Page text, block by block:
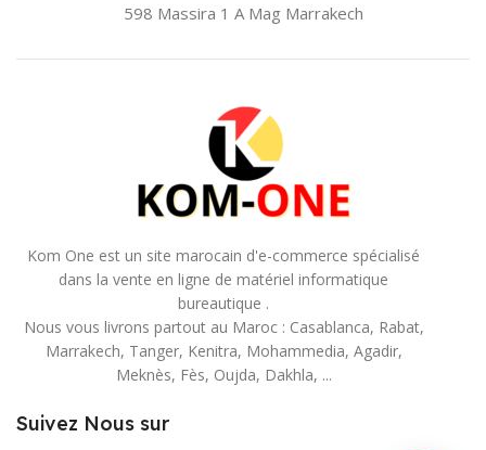
598 Massira 1 A Mag Marrakech
Kom One est un site marocain d'e-commerce spécialisé
dans la vente en ligne de matériel informatique
bureautique .
Nous vous livrons partout au Maroc : Casablanca, Rabat,
Marrakech, Tanger, Kenitra, Mohammedia, Agadir,
Meknès, Fès, Oujda, Dakhla, ...
Suivez Nous sur